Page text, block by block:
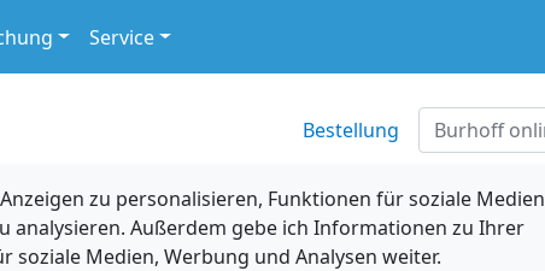
Service
Bestellung
zu personalisieren, Funktionen für soziale Medien
analysieren. Außerdem gebe ich Informationen zu Ihrer
Medien, Werbung und Analysen weiter.